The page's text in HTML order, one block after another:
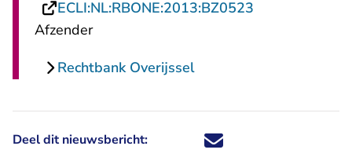
ECLI:NL:RBONE:2013:BZ0523
Afzender
Rechtbank Overijssel
Deel dit nieuwsbericht: Deel dit nieuwsbericht via X -
Deel dit nieuwsbericht via
Deel dit nieuwsbericht
Deel dit